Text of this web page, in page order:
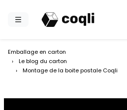
Emballage en carton
›
Le blog du carton
›
Montage de la boite postale Coqli